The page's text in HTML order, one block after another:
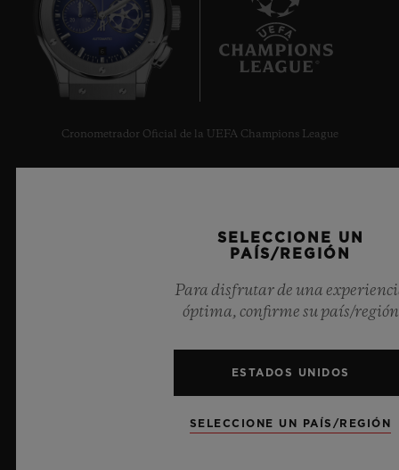
Cronometrador Oficial de la UEFA Champions League
NEWSLETTER
DEVOLVER UN PEDIDO
SELECCIONE UN
PAÍS/REGIÓN
Para disfrutar de una
óptima, confirme su país/región
ESTADOS UNIDOS
SELECCIONE UN PAÍS/REGIÓN